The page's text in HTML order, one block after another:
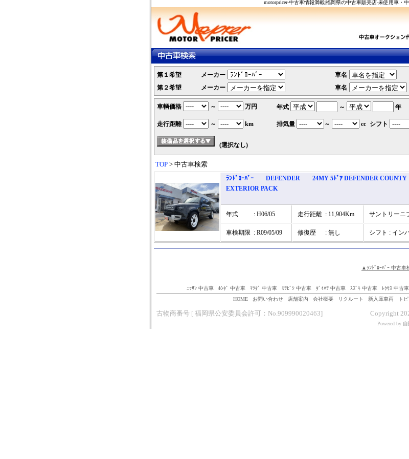
motorpricer-中古車情報満載|福岡県の中古車販売店-未使用車・
第１希望 メーカー
車名
第２希望
メーカー 車名
車輌価格 ～ 万円 年式 ～ 年
走行距離 ～ km 排気量 ～ cc シフト
(選択なし)
TOP > 中古車検索
ﾗﾝﾄﾞﾛｰﾊﾞｰ DEFENDER 24MY 5ﾄﾞｱ DEFENDER COUNTY
EXTERIOR PACK
年式 : H06/05 走行距離 : 11,904Km サントリーニ
車検期限 : R09/05/09 修復歴 : 無し シフト : イン
▲ﾗﾝﾄﾞﾛｰﾊﾞｰ 中古車
ﾆｯｻﾝ 中古車 ﾎﾝﾀﾞ 中古車 ﾏﾂﾀﾞ 中古車 ﾐﾂﾋﾞｼ 中古車 ﾀﾞｲﾊﾂ 中古車 ｽｽﾞｷ 中古車 ﾚｸｻｽ 中古車
HOME
お問い合わせ 店舗案内 会社概要 リクルート 新入庫車両 ト
古物商番号 [ 福岡県公安委員会許可：No.909990020463] Copyright
Powered by